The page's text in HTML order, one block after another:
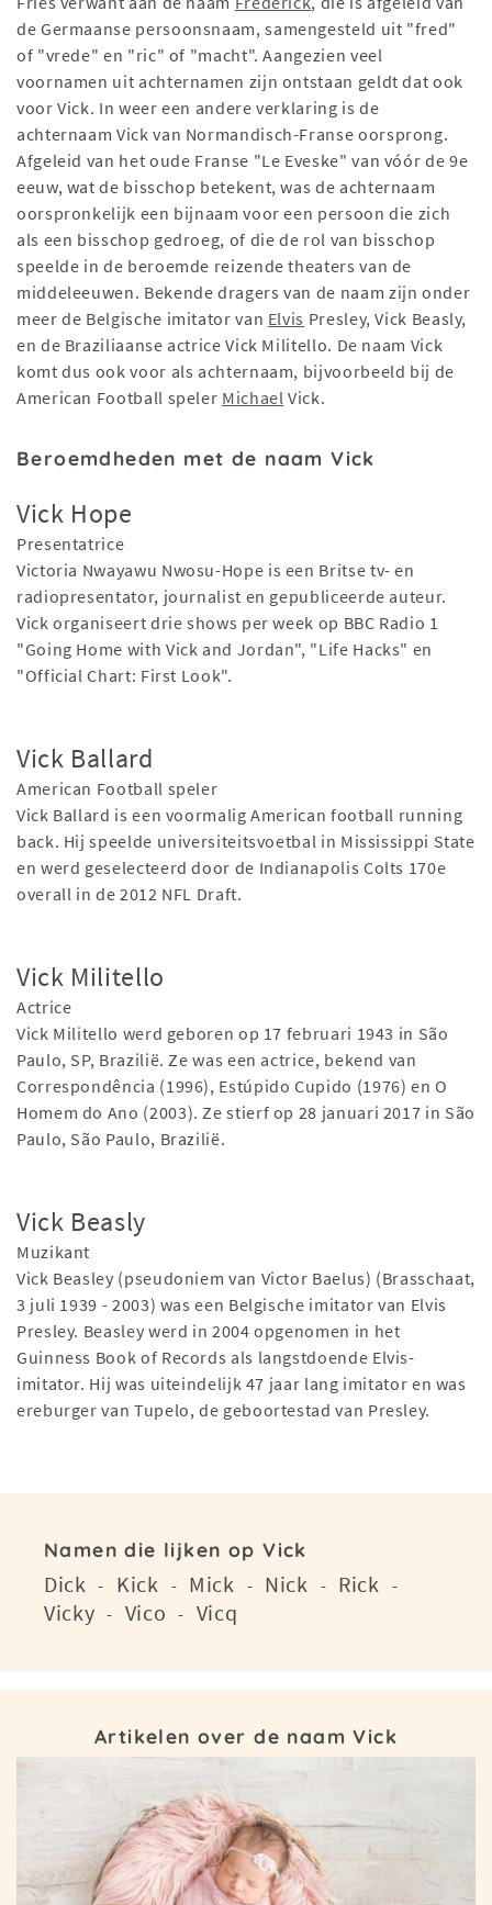
de Germaanse persoonsnaam, samengesteld uit "fred"
of "vrede" en "ric" of "macht". Aangezien veel
voornamen uit achternamen zijn ontstaan geldt dat ook
voor Vick. In weer een andere verklaring is de
achternaam Vick van Normandisch-Franse oorsprong.
Afgeleid van het oude Franse "Le Eveske" van vóór de 9e
eeuw, wat de bisschop betekent, was de achternaam
oorspronkelijk een bijnaam voor een persoon die zich
als een bisschop gedroeg, of die de rol van bisschop
speelde in de beroemde reizende theaters van de
middeleeuwen. Bekende dragers van de naam zijn onder
meer de Belgische imitator van Elvis Presley, Vick Beasly,
en de Braziliaanse actrice Vick Militello. De naam Vick
komt dus ook voor als achternaam, bijvoorbeeld bij de
American Football speler Michael Vick.
Beroemdheden met de naam Vick
Vick Hope
Presentatrice
Victoria Nwayawu Nwosu-Hope is een Britse tv- en
radiopresentator, journalist en gepubliceerde auteur.
Vick organiseert drie shows per week op BBC Radio 1
"Going Home with Vick and Jordan", "Life Hacks" en
"Official Chart: First Look".
Vick Ballard
American Football speler
Vick Ballard is een voormalig American football running
back. Hij speelde universiteitsvoetbal in Mississippi State
en werd geselecteerd door de Indianapolis Colts 170e
overall in de 2012 NFL Draft.
Vick Militello
Actrice
Vick Militello werd geboren op 17 februari 1943 in São
Paulo, SP, Brazilië. Ze was een actrice, bekend van
Correspondência (1996), Estúpido Cupido (1976) en O
Homem do Ano (2003). Ze stierf op 28 januari 2017 in São
Paulo, São Paulo, Brazilië.
Vick Beasly
Muzikant
Vick Beasley (pseudoniem van Victor Baelus) (Brasschaat,
3 juli 1939 - 2003) was een Belgische imitator van Elvis
Presley. Beasley werd in 2004 opgenomen in het
Guinness Book of Records als langstdoende Elvis-
imitator. Hij was uiteindelijk 47 jaar lang imitator en was
ereburger van Tupelo, de geboortestad van Presley.
Namen die lijken op Vick
Dick - Kick - Mick - Nick - Rick -
Vicky - Vico - Vicq
Artikelen over de naam Vick